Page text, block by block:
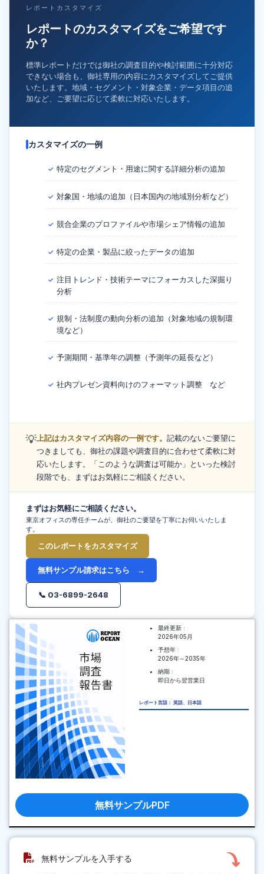
レポートカスタマイズ
レポートのカスタマイズをご希望です
か？
標準レポートだけでは御社の調査目的や検討範囲に十分対応
できない場合も、御社専用の内容にカスタマイズしてご提供
いたします。地域・セグメント・対象企業・データ項目の追
加など、ご要望に応じて柔軟に対応いたします。
カスタマイズの一例
✓ 特定のセグメント・用途に関する詳細分析の追加
✓ 対象国・地域の追加（日本国内の地域別分析など）
✓ 競合企業のプロファイルや市場シェア情報の追加
✓ 特定の企業・製品に絞ったデータの追加
✓ 注目トレンド・技術テーマにフォーカスした深掘り
分析
✓ 規制・法制度の動向分析の追加（対象地域の規制環
境など）
✓ 予測期間・基準年の調整（予測年の延長など）
✓ 社内プレゼン資料向けのフォーマット調整 など
💡上記はカスタマイズ内容の一例です。 記載のないご要望に
つきましても、御社の課題や調査目的に合わせて柔軟に対
応いたします。「このような調査は可能か」といった検討
段階でも、まずはお気軽にご相談ください。
まずはお気軽にご相談ください。
東京オフィスの専任チームが、御社のご要望を丁寧にお伺いいたしま
す。
このレポートをカスタマイズ
無料サンプル請求はこちら →
📞 03-6899-2648
最終更新 :
2026年05月
予想年 :
2026年～2035年
納期 :
即日から翌営業日
レポート言語： 英語、日本語
無料サンプルPDF
無料サンプルを入手する